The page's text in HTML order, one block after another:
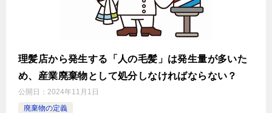
理髪店から発生する「人の毛髪」は発生量が多いた
め、産業廃棄物として処分しなければならない？
公開日： 2024年11月1日
廃棄物の定義